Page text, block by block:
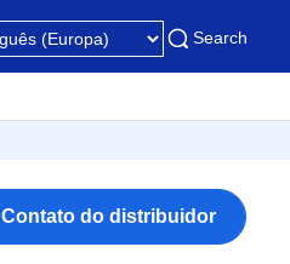
Search
Contato do distribuidor